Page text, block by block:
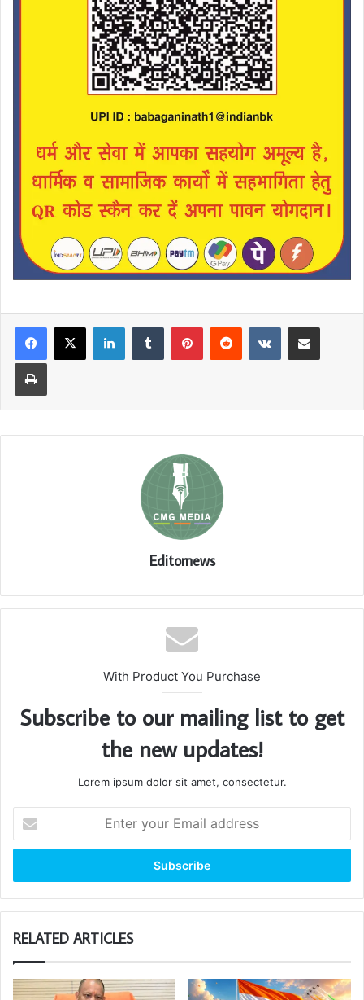
LinkedInTumblr PinterestReddit VKontakteShare via Email
Print
Editornews
With Product You Purchase
Subscribe to our mailing list to get
the new updates!
Lorem ipsum dolor sit amet, consectetur.
your
Email
RELATED ARTICLES